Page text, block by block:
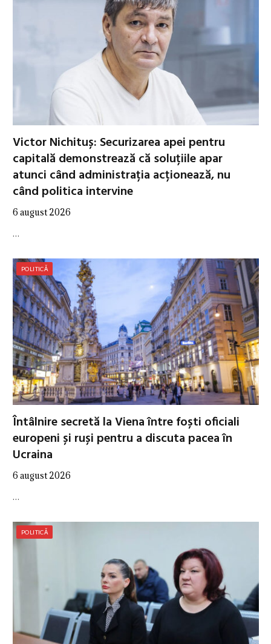
Victor Nichituș: Securizarea apei pentru
capitală demonstrează că soluțiile apar
atunci când administrația acționează, nu
când politica intervine
6 august 2026
…
POLITICĂ
Întâlnire secretă la Viena între foști oficiali
europeni și ruși pentru a discuta pacea în
Ucraina
6 august 2026
…
POLITICĂ